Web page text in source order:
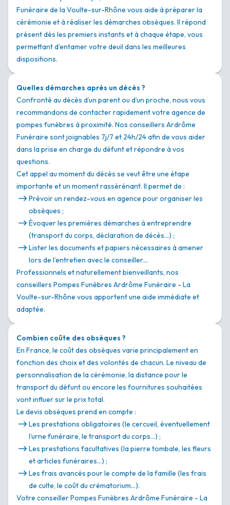
Funéraire de la Voulte-sur-Rhône vous aide à préparer la
cérémonie et à réaliser les démarches obsèques. Il répond
présent dès les premiers instants et à chaque étape, vous
permettant d’entamer votre deuil dans les meilleures
dispositions.
Quelles démarches après un décès ?
Confronté au décès d’un parent ou d’un proche, nous vous
recommandons de contacter rapidement votre agence de
pompes funèbres à proximité. Nos conseillers Ardrôme
Funéraire sont joignables 7j/7 et 24h/24 afin de vous aider
dans la prise en charge du défunt et répondre à vos
questions.
Cet appel au moment du décès se veut être une étape
importante et un moment rassérénant. Il permet de :
Prévoir un rendez-vous en agence pour organiser les
obsèques ;
Évoquer les premières démarches à entreprendre
(transport du corps, déclaration de décès…) ;
Lister les documents et papiers nécessaires à amener
lors de l’entretien avec le conseiller…
Professionnels et naturellement bienveillants, nos
conseillers Pompes Funèbres Ardrôme Funéraire - La
Voulte-sur-Rhône vous apportent une aide immédiate et
adaptée.
Combien coûte des obsèques ?
En France, le coût des obsèques varie principalement en
fonction des choix et des volontés de chacun. Le niveau de
personnalisation de la cérémonie, la distance pour le
transport du défunt ou encore les fournitures souhaitées
vont influer sur le prix total.
Le devis obsèques prend en compte :
Les prestations obligatoires (le cercueil, éventuellement
l’urne funéraire, le transport du corps…) ;
Les prestations facultatives (la pierre tombale, les fleurs
et articles funéraires…) ;
Les frais avancés pour le compte de la famille (les frais
de culte, le coût du crématorium…).
Votre conseiller Pompes Funèbres Ardrôme Funéraire - La